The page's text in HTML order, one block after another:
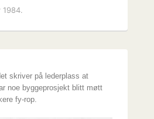
skriver på lederplass at
noe byggeprosjekt blitt møtt
fy-rop.